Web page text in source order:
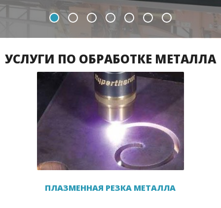
УСЛУГИ ПО ОБРАБОТКЕ МЕТАЛЛА
ПЛАЗМЕННАЯ РЕЗКА МЕТАЛЛА